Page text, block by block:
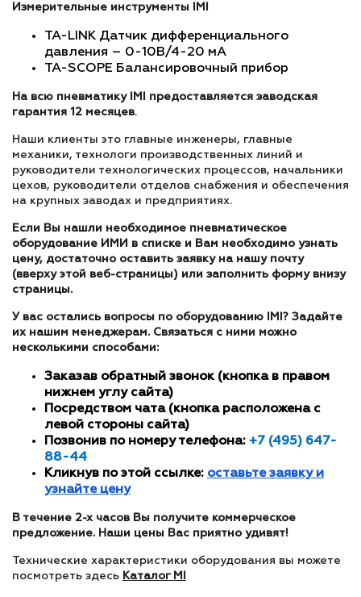
Измерительные инструменты IMI
TA-LINK Датчик дифференциального
давления – 0-10В/4-20 мА
TA-SCOPE Балансировочный прибор
На всю пневматику IMI предоставляется заводская
гарантия 12 месяцев.
Наши клиенты это главные инженеры, главные
механики, технологи производственных линий и
руководители технологических процессов, начальники
цехов, руководители отделов снабжения и обеспечения
на крупных заводах и предприятиях.
Если Вы нашли необходимое пневматическое
оборудование ИМИ в списке и Вам необходимо узнать
цену, достаточно оставить заявку на нашу почту
(вверху этой веб-страницы) или заполнить форму внизу
страницы.
У вас остались вопросы по оборудованию IMI? Задайте
их нашим менеджерам. Связаться с ними можно
несколькими способами:
Заказав обратный звонок (кнопка в правом
нижнем углу сайта)
Посредством чата (кнопка расположена с
левой стороны сайта)
Позвонив по номеру телефона: +7 (495) 647-
88-44
Кликнув по этой ссылке: оставьте заявку и
узнайте цену
В течение 2-х часов Вы получите коммерческое
предложение. Наши цены Вас приятно удивят!
Технические характеристики оборудования вы можете
посмотреть здесь Каталог MI